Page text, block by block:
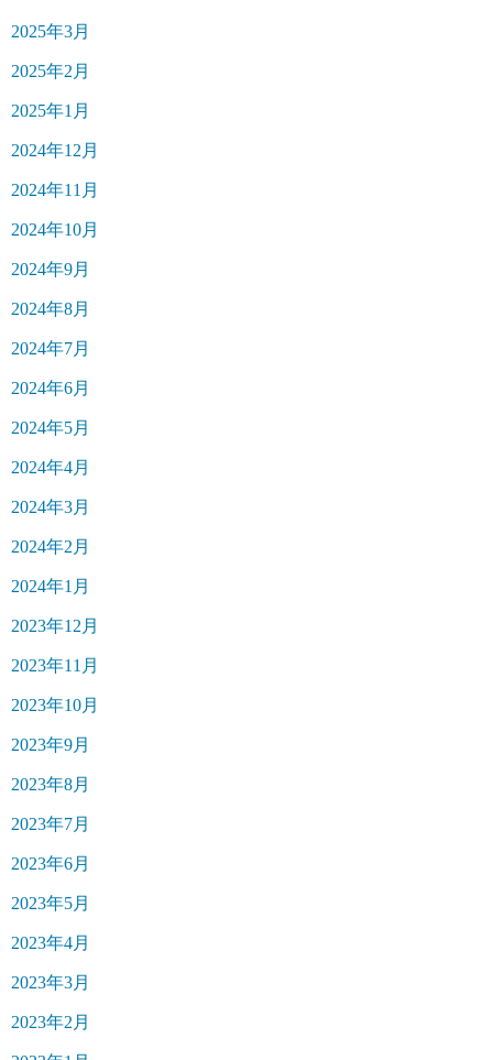
2025年3月
2025年2月
2025年1月
2024年12月
2024年11月
2024年10月
2024年9月
2024年8月
2024年7月
2024年6月
2024年5月
2024年4月
2024年3月
2024年2月
2024年1月
2023年12月
2023年11月
2023年10月
2023年9月
2023年8月
2023年7月
2023年6月
2023年5月
2023年4月
2023年3月
2023年2月